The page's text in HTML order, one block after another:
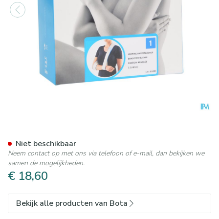
€ 18,60
Niet beschikbaar
Neem contact op met ons via telefoon of e-mail, dan bekijken we
samen de mogelijkheden.
Bekijk alle producten van Bota